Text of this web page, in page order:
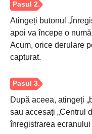
Pasul 2.
Pasul 3.
Atingeți butonul
apoi va începe o
Acum, orice derulare
capturat.
După aceea, atingeți
sau accesați „Centrul
înregistrarea ecranului